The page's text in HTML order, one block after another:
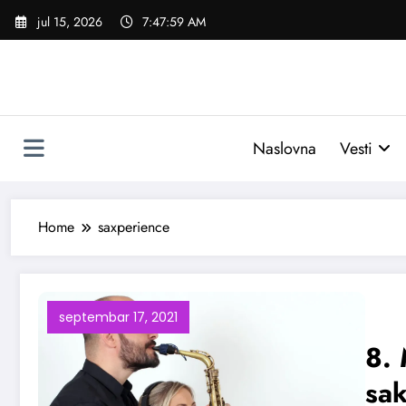
Skoči
jul 15, 2026 7:47:59 AM
Naslovna Vesti
Home saxperience
septembar 17, 2021
8.